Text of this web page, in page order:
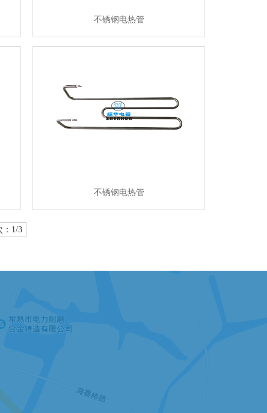
不锈钢电热管
不锈钢电热管
：1/3